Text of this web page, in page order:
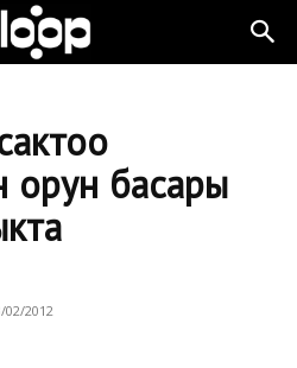
орун басары
02/2012